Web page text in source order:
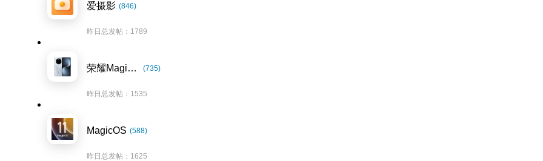
爱摄影 (846)
昨日总发帖：1789
荣耀Magic7系列 (735)
昨日总发帖：1535
MagicOS (588)
昨日总发帖：1625